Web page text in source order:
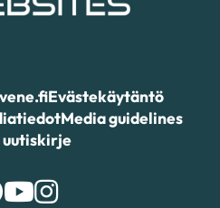
Evästekäytäntö
Media guidelines
uutiskirje